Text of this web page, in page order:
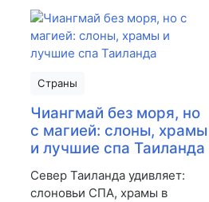
Страны
Чиангмай без моря, но
с магией: слоны, храмы
и лучшие спа Таиланда
Север Таиланда удивляет:
слоновьи СПА, храмы в